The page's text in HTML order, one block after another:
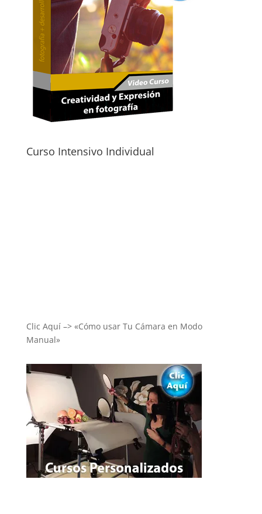
Curso Intensivo Individual
Clic Aquí –> «Cómo usar Tu Cámara en Modo
Manual»